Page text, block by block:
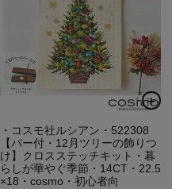
・コスモ社ルシアン・522308
【バー付・12月ツリーの飾りつ
け】クロスステッチキット・暮
らしが華やぐ季節・14CT・22.5
×18・cosmo・初心者向